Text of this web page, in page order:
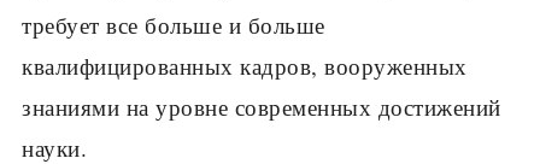
требует все больше и больше
квалифицированных кадров, вооруженных
знаниями на уровне современных достижений
науки.